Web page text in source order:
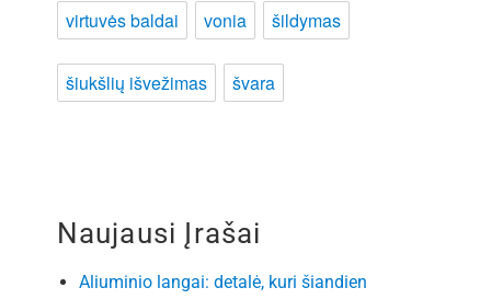
virtuvės baldai vonia šildymas
šiukšlių išvežimas švara
Naujausi Įrašai
Aliuminio langai: detalė, kuri šiandien